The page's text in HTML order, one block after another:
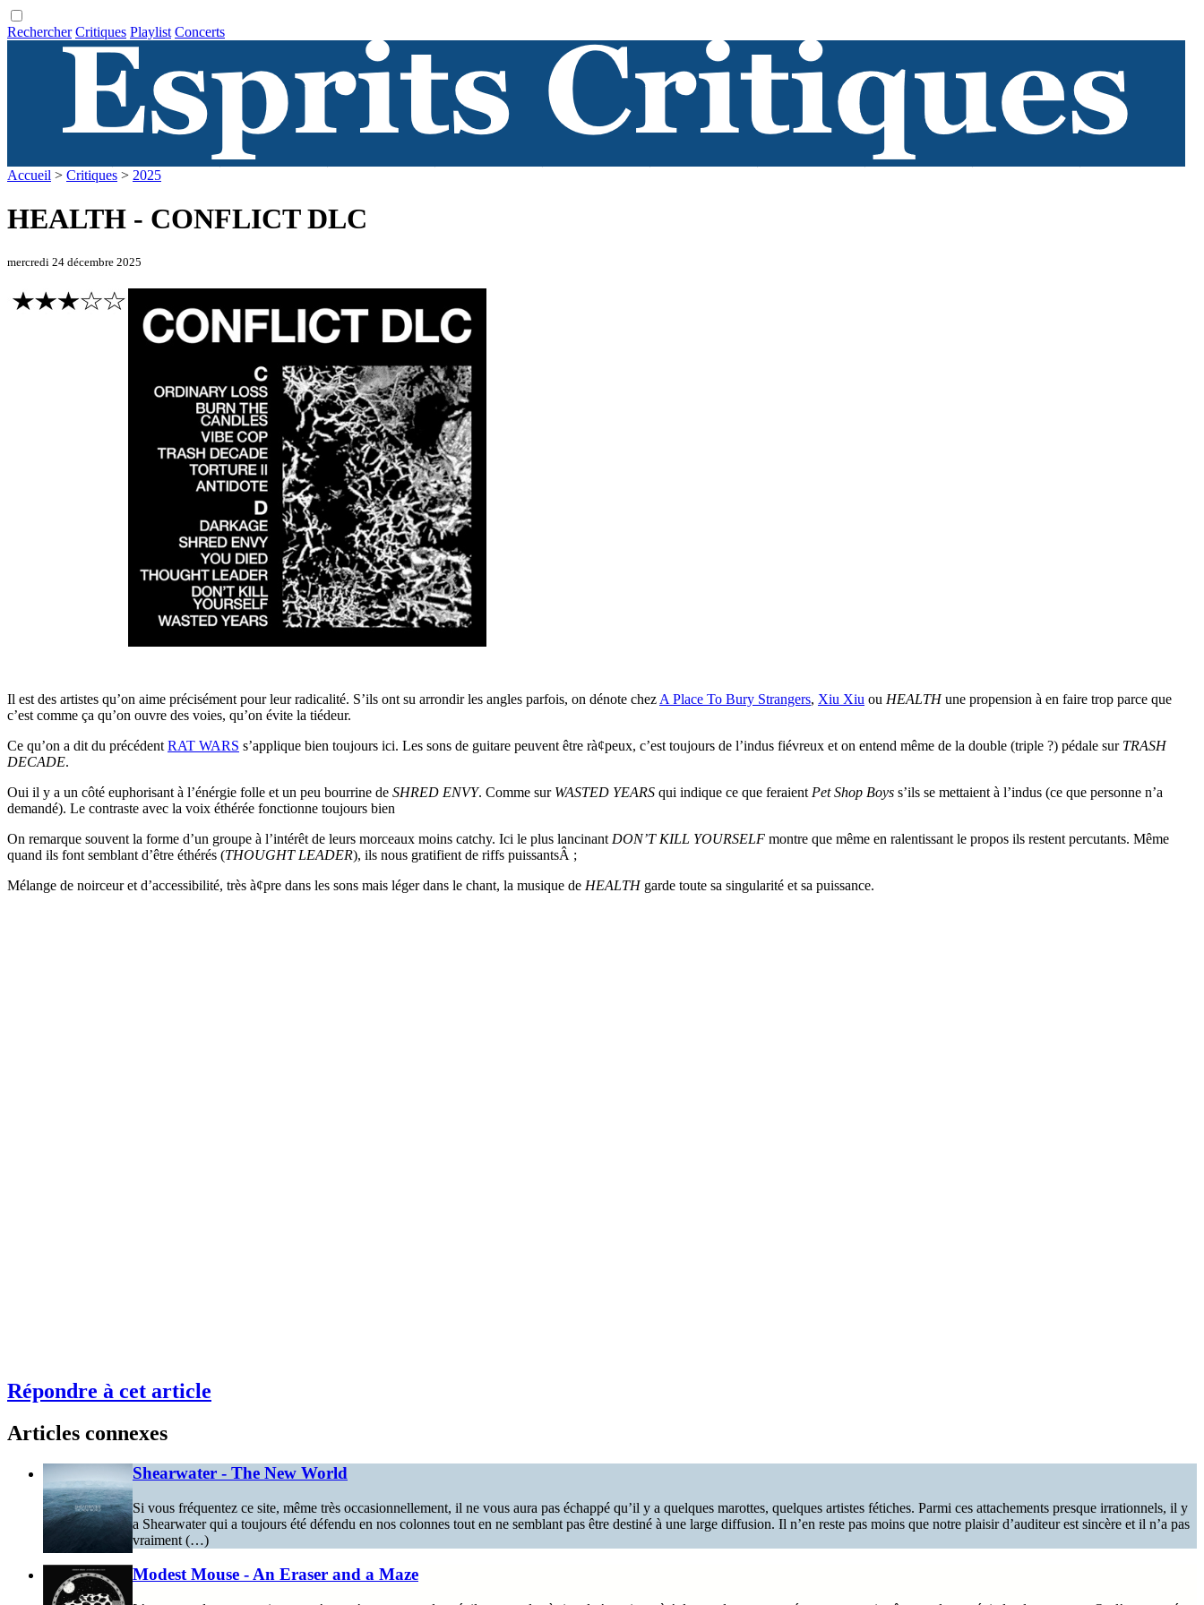
Rechercher Critiques Playlist Concerts
Accueil > Critiques > 2025
HEALTH - CONFLICT DLC
mercredi 24 décembre 2025
Il est des artistes qu’on aime précisément pour leur radicalité. S’ils ont su arrondir les angles parfois, on dénote chez A Place To Bury Strangers, Xiu Xiu ou HEALTHune propension à en faire trop parce que
c’est comme ça qu’on ouvre des voies, qu’on évite la tiédeur.
Ce qu’on a dit du précédent RAT WARS s’applique bien toujours ici. Les sons de guitare peuvent être rà¢peux, c’est toujours de l’indus fiévreux et on entend même de la double (triple ?) pédale sur TRASH
DECADE.
Oui il y a un côté euphorisant à l’énérgie folle et un peu bourrine de SHRED ENVY. Comme sur WASTED YEARS qui indique ce que feraient Pet Shop Boys s’ils se mettaient à l’indus (ce que personne n’a
demandé). Le contraste avec la voix éthérée fonctionne toujours bien
On remarque souvent la forme d’un groupe à l’intérêt de leurs morceaux moins catchy. Ici le plus lancinant DON’T KILL YOURSELF montre que même en ralentissant le propos ils restent percutants. Même
quand ils font semblant d’être éthérés (THOUGHT LEADER), ils nous gratifient de riffs puissantsÂ ;
Mélange de noirceur et d’accessibilité, très à¢pre dans les sons mais léger dans le chant, la musique de HEALTH garde toute sa singularité et sa puissance.
Répondre à cet article
Articles connexes
Shearwater - The New World
Si vous fréquentez ce site, même très occasionnellement, il ne vous aura pas échappé qu’il y a quelques marottes, quelques artistes fétiches. Parmi ces attachements presque irrationnels, il y
a Shearwater qui a toujours été défendu en nos colonnes tout en ne semblant pas être destiné à une large diffusion. Il n’en reste pas moins que notre plaisir d’auditeur est sincère et il n’a pas
vraiment (…)
Modest Mouse - An Eraser and a Maze